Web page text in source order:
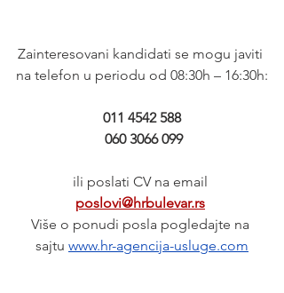
Zainteresovani kandidati se mogu javiti
na telefon u periodu od 08:30h – 16:30h:
011 4542 588
060 3066 099
ili poslati CV na email
poslovi@hrbulevar.rs
Više o ponudi posla pogledajte na
sajtu www.hr-agencija-usluge.com